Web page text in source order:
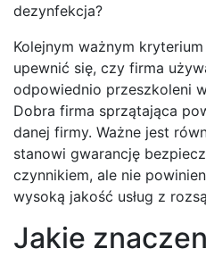
dezynfekcja?
Kolejnym ważnym
upewnić się, czy firma
odpowiednio przeszkoleni
Dobra firma sprzątająca
danej firmy. Ważne jest
stanowi gwarancję
czynnikiem, ale nie
wysoką jakość usług z
Jakie